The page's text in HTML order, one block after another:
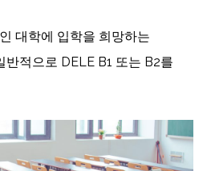
대학에 입학을 희망하는
반적으로 DELE B1 또는 B2를